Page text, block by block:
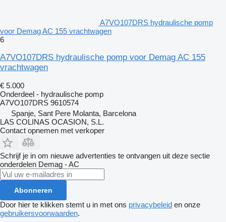
A7VO107DRS hydraulische pomp
voor Demag AC 155 vrachtwagen
6
A7VO107DRS hydraulische pomp voor Demag AC 155
vrachtwagen
€ 5.000
Onderdeel - hydraulische pomp
A7VO107DRS 9610574
Spanje, Sant Pere Molanta, Barcelona
LAS COLINAS OCASION, S.L.
Contact opnemen met verkoper
Schrijf je in om nieuwe advertenties te ontvangen uit deze sectie
onderdelen Demag - AC
Abonneren
Door hier te klikken stemt u in met ons privacybeleid en onze
gebruikersvoorwaarden.